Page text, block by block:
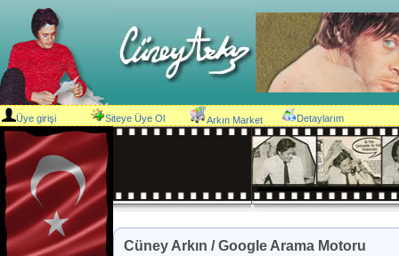
Üye girişi Siteye Üye Ol Arkın Market Detaylarım
Cüney Arkın / Google Arama Motoru